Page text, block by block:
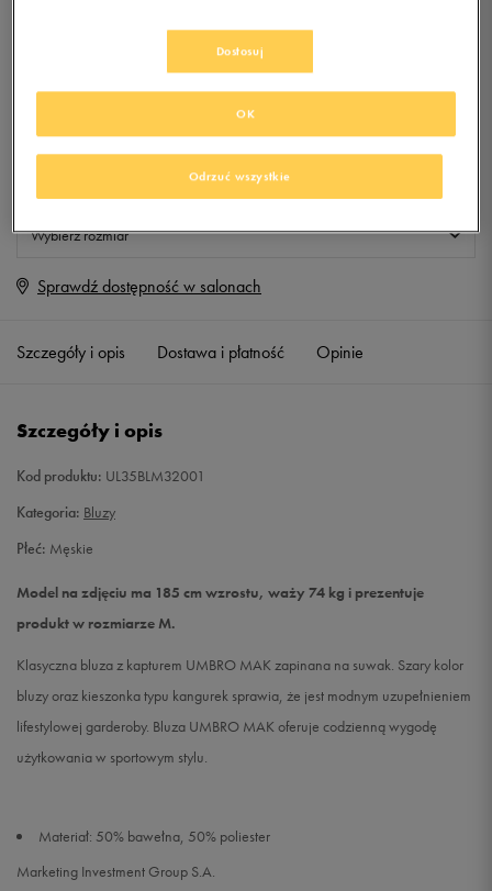
KLUBIE 50 STYLE
Produkt niedostępny
Jeśli artykuł będzie ponownie dostępny, otrzymasz od nas powiadomienie.
Wybierz rozmiar
S Powiadom o dostępności
M Powiadom o dostępności
XXL
Sprawdź dostępność w salonach
Szczegóły i opis Dostawa i płatność Opinie
Szczegóły i opis
Kod produktu: UL35BLM32001
Kategoria: Bluzy
Płeć: Męskie
Model na zdjęciu ma 185 cm wzrostu, waży 74 kg i prezentuje
produkt w rozmiarze M.
Klasyczna bluza z kapturem UMBRO MAK zapinana na suwak. Szary kolor
bluzy oraz kieszonka typu kangurek sprawia, że jest modnym uzupełnieniem
lifestylowej garderoby. Bluza UMBRO MAK oferuje codzienną wygodę
użytkowania w sportowym stylu.
Materiał: 50% bawełna, 50% poliester
Marketing Investment Group S.A.
Dostosuj
Odrzuć wszystkie
OK